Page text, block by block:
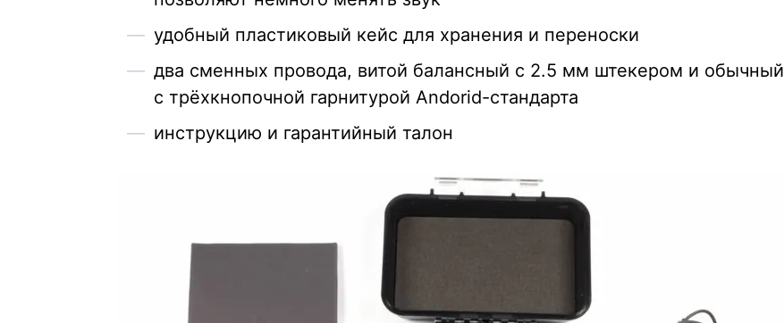
удобный пластиковый кейс для хранения и переноски
два сменных провода, витой балансный с 2.5 мм штекером и обычный
с трёхкнопочной гарнитурой Andorid-стандарта
инструкцию и гарантийный талон